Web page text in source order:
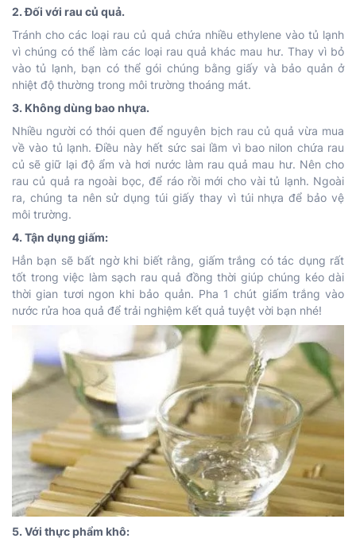
2. Đối với rau củ quả.
Tránh cho các loại rau củ quả chứa nhiều ethylene vào tủ lạnh
vì chúng có thể làm các loại rau quả khác mau hư. Thay vì bỏ
vào tủ lạnh, bạn có thể gói chúng bằng giấy và bảo quản ở
nhiệt độ thường trong môi trường thoáng mát.
3. Không dùng bao nhựa.
Nhiều người có thói quen để nguyên bịch rau củ quả vừa mua
về vào tủ lạnh. Điều này hết sức sai lầm vì bao nilon chứa rau
củ sẽ giữ lại độ ẩm và hơi nước làm rau quả mau hư. Nên cho
rau củ quả ra ngoài bọc, để ráo rồi mới cho vài tủ lạnh. Ngoài
ra, chúng ta nên sử dụng túi giấy thay vì túi nhựa để bảo vệ
môi trường.
4. Tận dụng giấm:
Hẳn bạn sẽ bất ngờ khi biết rằng, giấm trắng có tác dụng rất
tốt trong việc làm sạch rau quả đồng thời giúp chúng kéo dài
thời gian tươi ngon khi bảo quản. Pha 1 chút giấm trắng vào
nước rửa hoa quả để trải nghiệm kết quả tuyệt vời bạn nhé!
5. Với thực phẩm khô: